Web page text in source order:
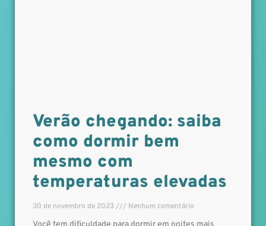
Verão chegando: saiba
como dormir bem
mesmo com
temperaturas elevadas
30 de novembro de 2023 Nenhum comentário